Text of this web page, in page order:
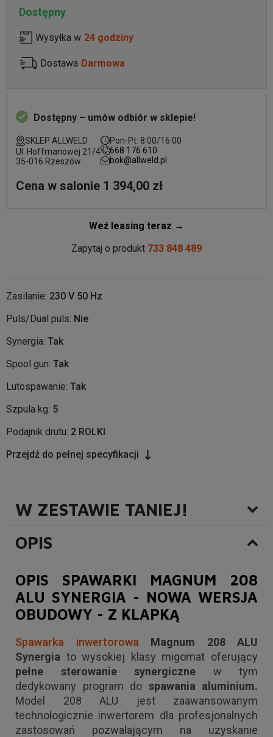
Zasilanie: 230 V 50 Hz
Puls/Dual puls: Nie
Synergia: Tak
Spool gun: Tak
Lutospawanie: Tak
Szpula kg: 5
Podajnik drutu: 2 ROLKI
Przejdź do pełnej specyfikacji
Dostępny
Wysyłka w 24 godziny
Dostawa Darmowa
Dostępny – umów odbiór w sklepie!
SKLEP ALLWELD
Ul. Hoffmanowej 21/4
35-016 Rzeszów
Pon-Pt: 8:00/16:00
668 176 610
bok@allweld.pl
Cena w salonie 1 394,00 zł
Weź leasing teraz →
Zapytaj o produkt 733 848 489
W ZESTAWIE TANIEJ!
OPIS
OPIS SPAWARKI MAGNUM 208
ALU SYNERGIA - NOWA WERSJA
OBUDOWY - Z KLAPKĄ
Spawarka inwertorowa Magnum 208 ALU
Synergia to wysokiej klasy migomat oferujący
pełne sterowanie synergiczne w tym
dedykowany program do spawania aluminium.
Model 208 ALU jest zaawansowanym
technologicznie inwertorem dla profesjonalnych
zastosowań pozwalającym na uzyskanie